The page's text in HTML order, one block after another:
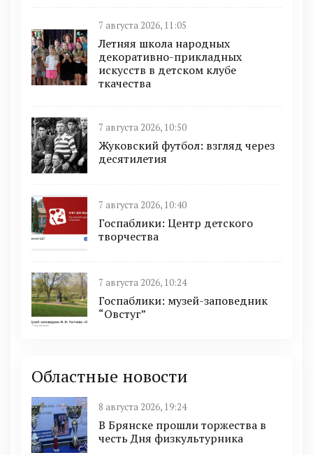
7 августа 2026, 11:05
Летняя школа народных
декоративно-прикладных
искусств в детском клубе
ткачества
7 августа 2026, 10:50
Жуковский футбол: взгляд через
десятилетия
7 августа 2026, 10:40
Госпаблики: Центр детского
творчества
7 августа 2026, 10:24
Госпаблики: музей-заповедник
“Овстуг”
Областные новости
8 августа 2026, 19:24
В Брянске прошли торжества в
честь Дня физкультурника